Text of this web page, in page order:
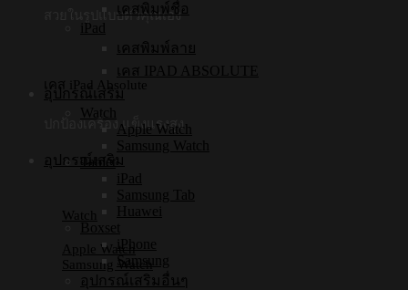
สวยในรูปแบบตัวคุณเอง
เคส iPad Absolute
ปกป้องเครื่อง แข็งแรงสูง
อุปกรณ์เสริม
Watch
Apple Watch
Samsung Watch
เคสพิมพ์ชื่อ
iPad
เคสพิมพ์ลาย
เคส IPAD ABSOLUTE
อุปกรณ์เสริม
Watch
Apple Watch
Samsung Watch
Tablet
iPad
Samsung Tab
Huawei
Boxset
iPhone
Samsung
อุปกรณ์เสริมอื่นๆ